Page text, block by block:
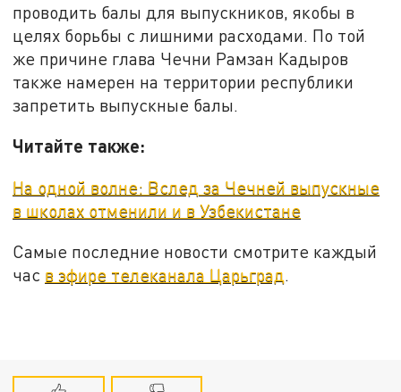
проводить балы для выпускников, якобы в
целях борьбы с лишними расходами. По той
же причине глава Чечни Рамзан Кадыров
также намерен на территории республики
запретить выпускные балы.
Читайте также:
На одной волне: Вслед за Чечней выпускные
в школах отменили и в Узбекистане
Самые последние новости смотрите каждый
час в эфире телеканала Царьград